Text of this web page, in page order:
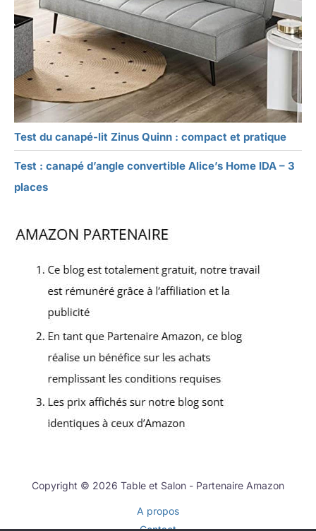
Test du canapé-lit Zinus Quinn : compact et pratique
Test : canapé d’angle convertible Alice’s Home IDA – 3
places
Copyright © 2026 Table et Salon - Partenaire Amazon
A propos